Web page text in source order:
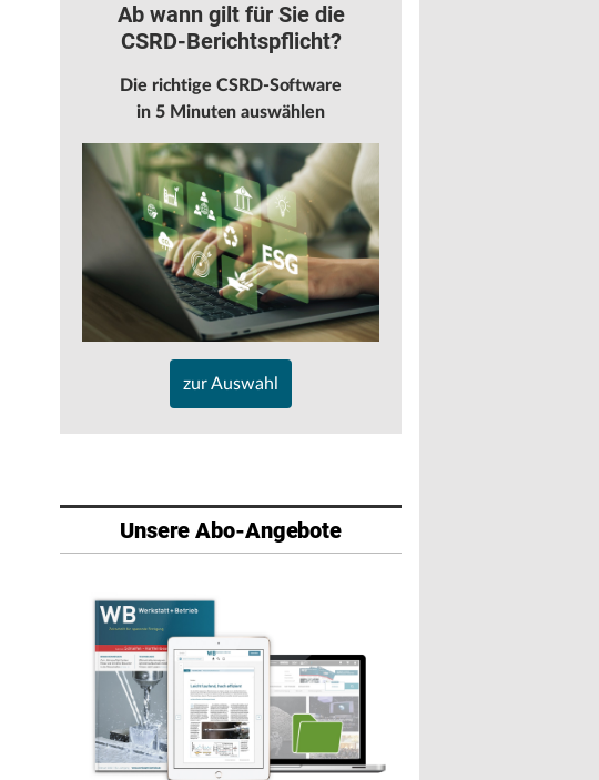
Ab wann gilt für Sie die
CSRD-Berichtspflicht?
Die richtige CSRD-Software
in 5 Minuten auswählen
zur Auswahl
Unsere Abo-Angebote